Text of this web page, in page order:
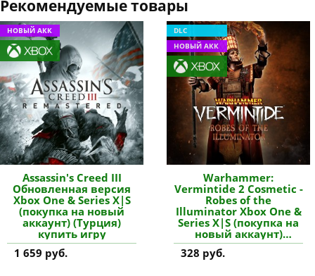
Рекомендуемые товары
НОВЫЙ АКК
Assassin's Creed III
Обновленная версия
Xbox One & Series X|S
(покупка на новый
аккаунт) (Турция)
купить игру
1 659 руб.
DLC
НОВЫЙ АКК
Warhammer:
Vermintide 2 Cosmetic -
Robes of the
Illuminator Xbox One &
Series X|S (покупка на
новый аккаунт)
(Турция) купить
дополнение
328 руб.